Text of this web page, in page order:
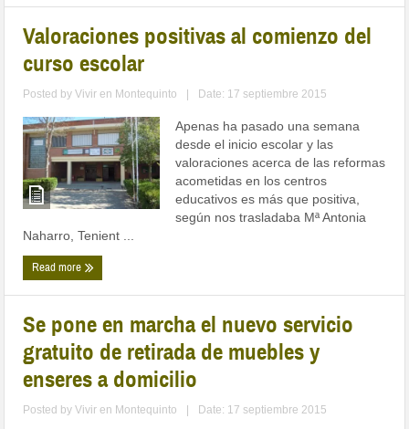
Valoraciones positivas al comienzo del
curso escolar
Posted byVivir en Montequinto Date: 17 septiembre 2015
Apenas ha pasado una semana
desde el inicio escolar y las
valoraciones acerca de las reformas
acometidas en los centros
educativos es más que positiva,
según nos trasladaba Mª Antonia
Naharro, Tenient ...
Read more
Se pone en marcha el nuevo servicio
gratuito de retirada de muebles y
enseres a domicilio
Posted byVivir en Montequinto Date: 17 septiembre 2015